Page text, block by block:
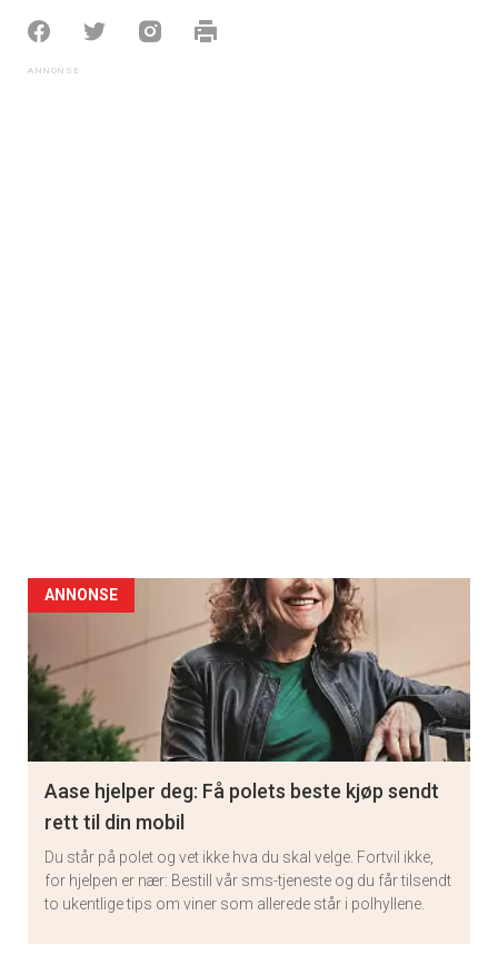
ANNONSE
Aase hjelper deg: Få polets beste kjøp sendt
rett til din mobil
Du står på polet og vet ikke hva du skal velge. Fortvil ikke,
for hjelpen er nær: Bestill vår sms-tjeneste og du får tilsendt
to ukentlige tips om viner som allerede står i polhyllene.